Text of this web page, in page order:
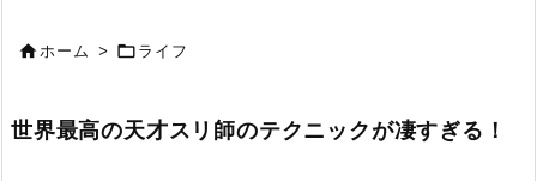
ホーム >  ライフ
世界最高の天才スリ師のテクニックが凄すぎる！